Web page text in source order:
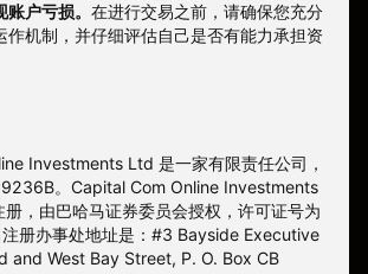
户亏损。 在进行交易之前，请确保您充分
作机制，并仔细评估自己是否有能力承担资
Investments Ltd 是一家有限责任公司，
。Capital Com Online Investments
，由巴哈马证券委员会授权，许可证号为
册办事处地址是：#3 Bayside Executive
and West Bay Street, P. O. Box CB